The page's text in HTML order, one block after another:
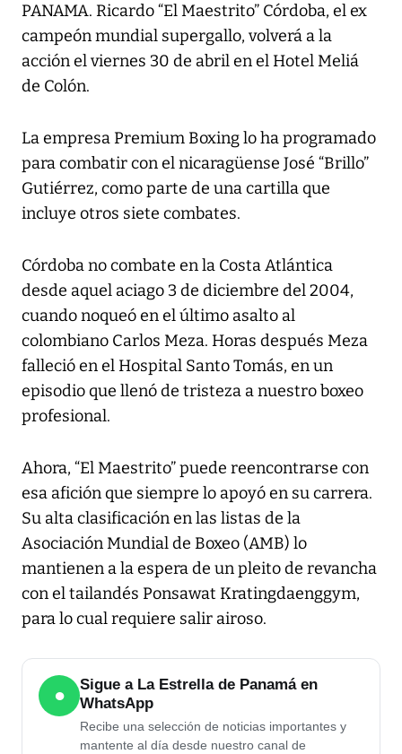
PANAMA. Ricardo “El Maestrito” Córdoba, el ex
campeón mundial supergallo, volverá a la
acción el viernes 30 de abril en el Hotel Meliá
de Colón.
La empresa Premium Boxing lo ha programado
para combatir con el nicaragüense José “Brillo”
Gutiérrez, como parte de una cartilla que
incluye otros siete combates.
Córdoba no combate en la Costa Atlántica
desde aquel aciago 3 de diciembre del 2004,
cuando noqueó en el último asalto al
colombiano Carlos Meza. Horas después Meza
falleció en el Hospital Santo Tomás, en un
episodio que llenó de tristeza a nuestro boxeo
profesional.
Ahora, “El Maestrito” puede reencontrarse con
esa afición que siempre lo apoyó en su carrera.
Su alta clasificación en las listas de la
Asociación Mundial de Boxeo (AMB) lo
mantienen a la espera de un pleito de revancha
con el tailandés Ponsawat Kratingdaenggym,
para lo cual requiere salir airoso.
●
Sigue a La Estrella de Panamá en
WhatsApp
Recibe una selección de noticias importantes y
mantente al día desde nuestro canal de